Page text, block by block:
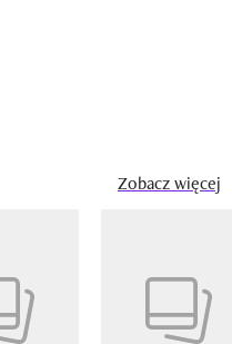
Zobacz więcej